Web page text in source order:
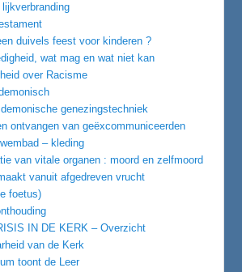
duivels feest voor kinderen ?
wat mag en wat niet kan
over Racisme
genezingstechniek
ontvangen van geëxcommuniceerden
– kleding
van vitale organen : moord en zelfmoord
vanuit afgedreven vrucht
foetus)
IN DE KERK – Overzicht
van de Kerk
toont de Leer